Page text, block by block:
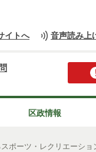
イトへ 音声読み上
区政情報
ポーツ・レクリエーシ